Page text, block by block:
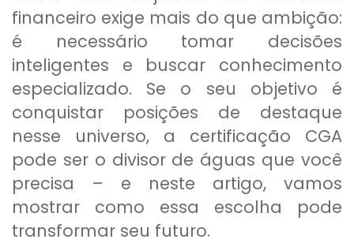
financeiro exige mais do que ambição:
é necessário tomar decisões
inteligentes e buscar conhecimento
especializado. Se o seu objetivo é
conquistar posições de destaque
nesse universo, a certificação CGA
pode ser o divisor de águas que você
precisa – e neste artigo, vamos
mostrar como essa escolha pode
transformar seu futuro.